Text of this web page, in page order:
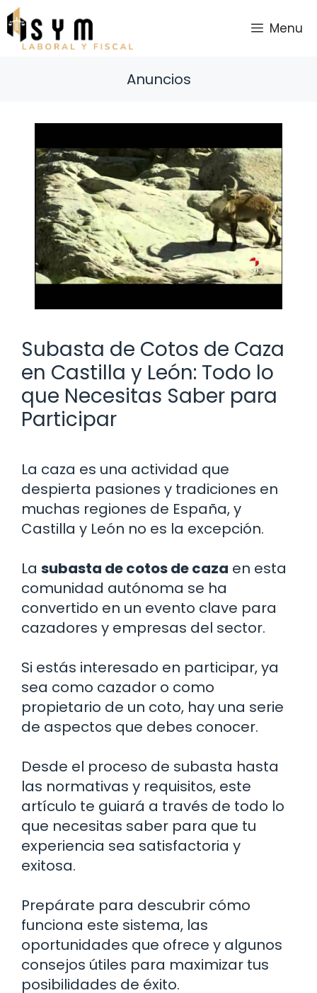
Saltar
al
contenido
Menu
Anuncios
Subasta de Cotos de Caza
en Castilla y León: Todo lo
que Necesitas Saber para
Participar
La caza es una actividad que
despierta pasiones y tradiciones en
muchas regiones de España, y
Castilla y León no es la excepción.
La subasta de cotos de caza en esta
comunidad autónoma se ha
convertido en un evento clave para
cazadores y empresas del sector.
Si estás interesado en participar, ya
sea como cazador o como
propietario de un coto, hay una serie
de aspectos que debes conocer.
Desde el proceso de subasta hasta
las normativas y requisitos, este
artículo te guiará a través de todo lo
que necesitas saber para que tu
experiencia sea satisfactoria y
exitosa.
Prepárate para descubrir cómo
funciona este sistema, las
oportunidades que ofrece y algunos
consejos útiles para maximizar tus
posibilidades de éxito.